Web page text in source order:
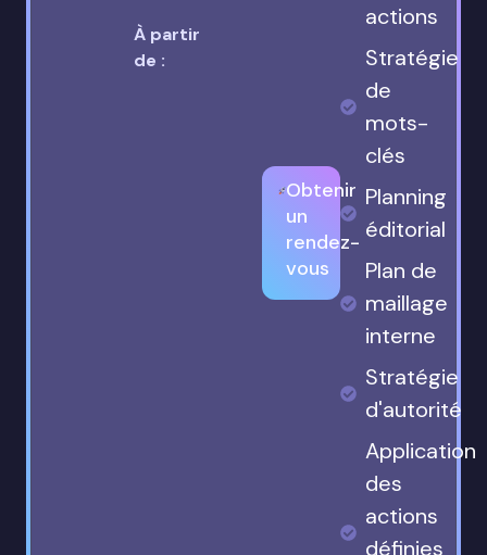
À partir
de :
Obtenir
un
rendez-
vous
actions
Stratégie
de
mots-
clés
Planning
éditorial
Plan de
maillage
interne
Stratégie
d'autorité
Application
des
actions
définies